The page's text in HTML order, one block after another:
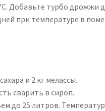
Добавьте турбо
при температуре в
и 2 кг мелассы.
сварить в сироп.
до 25 литров.